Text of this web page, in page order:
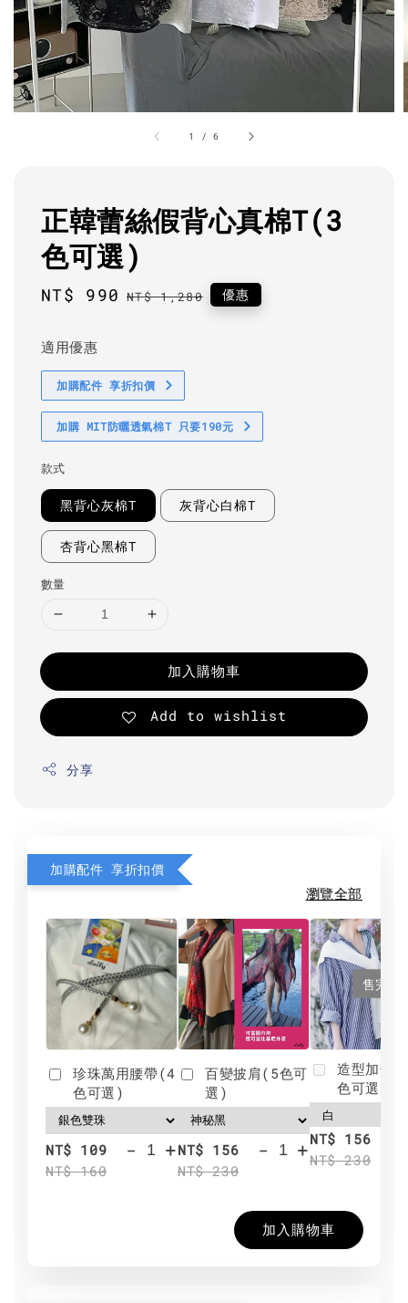
1 /6
正韓蕾絲假背心真棉T(3
色可選)
Sale
NT$ 990 Regular
NT$ 1,280 優惠
適用優惠
加購配件 享折扣價
加購 MIT防曬透氣棉T 只要190元
款式
黑背心灰棉T 灰背心白棉T
杏背心黑棉T
數量
加入購物車
Add to wishlist
分享
加購配件 享折扣價
瀏覽全部
珍珠萬用腰帶(4
色可選)
NT$ 109
NT$ 160
- +
百變披肩(5色可
選)
NT$ 156
NT$ 230
- +
售完
造型加分
色可選)
NT$ 156
NT$ 230
加入購物車